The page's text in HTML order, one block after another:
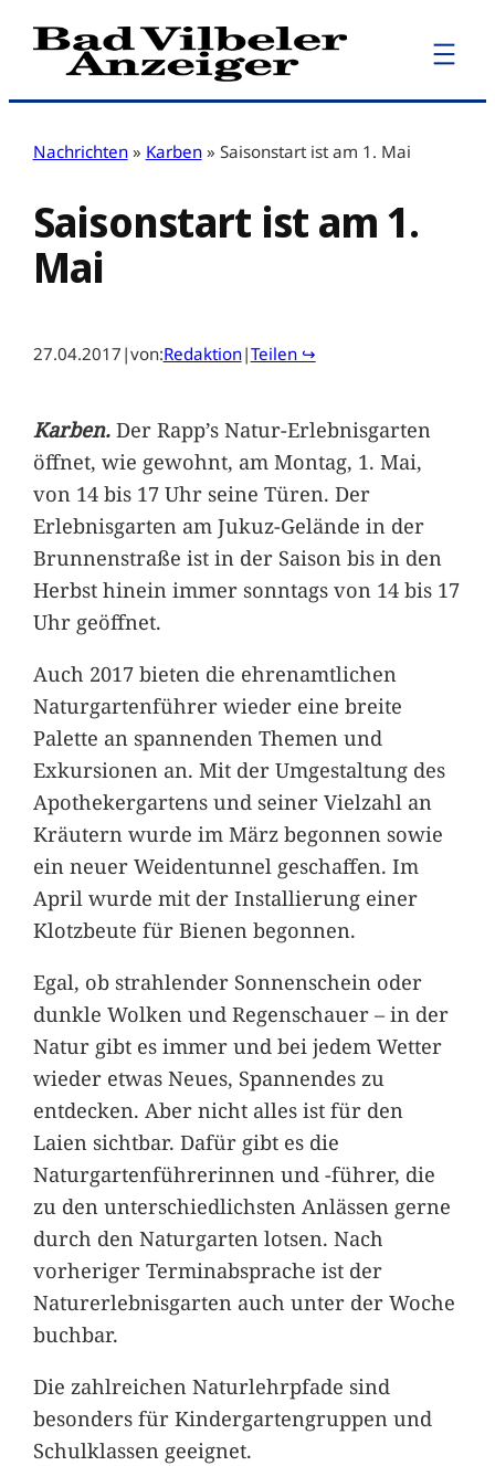
Zum
Inhalt
Nachrichten » Karben » Saisonstart ist am 1. Mai
Saisonstart ist am 1.
Mai
27.04.2017 |von:Redaktion|Teilen ↪
Karben.Der Rapp’s Natur-Erlebnisgarten
öffnet, wie gewohnt, am Montag, 1. Mai,
von 14 bis 17 Uhr seine Türen. Der
Erlebnisgarten am Jukuz-Gelände in der
Brunnenstraße ist in der Saison bis in den
Herbst hinein immer sonntags von 14 bis 17
Uhr geöffnet.
Auch 2017 bieten die ehrenamtlichen
Naturgartenführer wieder eine breite
Palette an spannenden Themen und
Exkursionen an. Mit der Umgestaltung des
Apothekergartens und seiner Vielzahl an
Kräutern wurde im März begonnen sowie
ein neuer Weidentunnel geschaffen. Im
April wurde mit der Installierung einer
Klotzbeute für Bienen begonnen.
Egal, ob strahlender Sonnenschein oder
dunkle Wolken und Regenschauer – in der
Natur gibt es immer und bei jedem Wetter
wieder etwas Neues, Spannendes zu
entdecken. Aber nicht alles ist für den
Laien sichtbar. Dafür gibt es die
Naturgartenführerinnen und -führer, die
zu den unterschiedlichsten Anlässen gerne
durch den Naturgarten lotsen. Nach
vorheriger Terminabsprache ist der
Naturerlebnisgarten auch unter der Woche
buchbar.
Die zahlreichen Naturlehrpfade sind
besonders für Kindergartengruppen und
Schulklassen geeignet.